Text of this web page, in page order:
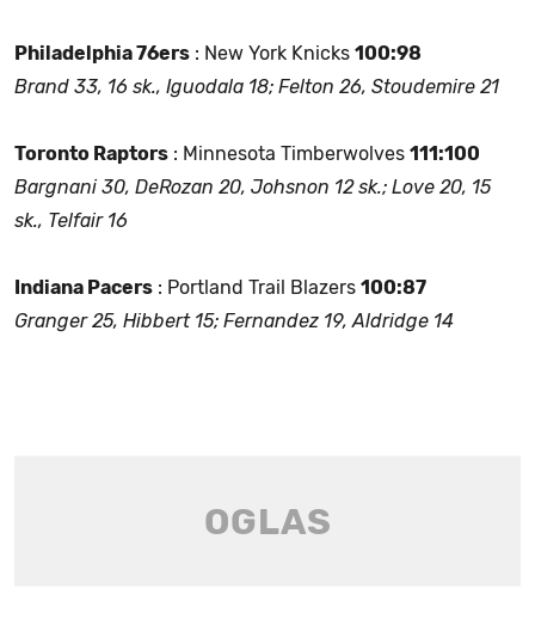
Philadelphia 76ers : New York Knicks 100:98
Brand 33, 16 sk., Iguodala 18; Felton 26, Stoudemire 21
Toronto Raptors : Minnesota Timberwolves 111:100
Bargnani 30, DeRozan 20, Johsnon 12 sk.; Love 20, 15
sk., Telfair 16
Indiana Pacers : Portland Trail Blazers 100:87
Granger 25, Hibbert 15; Fernandez 19, Aldridge 14